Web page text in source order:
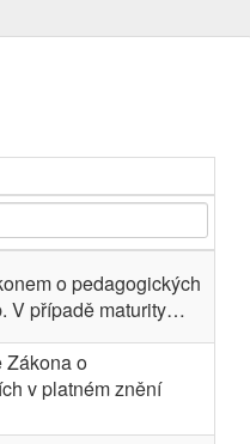
o pedagogických
V případě maturity…
Zákona o
v platném znění